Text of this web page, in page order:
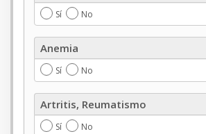
Sí No
Anemia
Anemia
Sí No
Artritis,
Reumatismo
Artritis, Reumatismo
Sí No